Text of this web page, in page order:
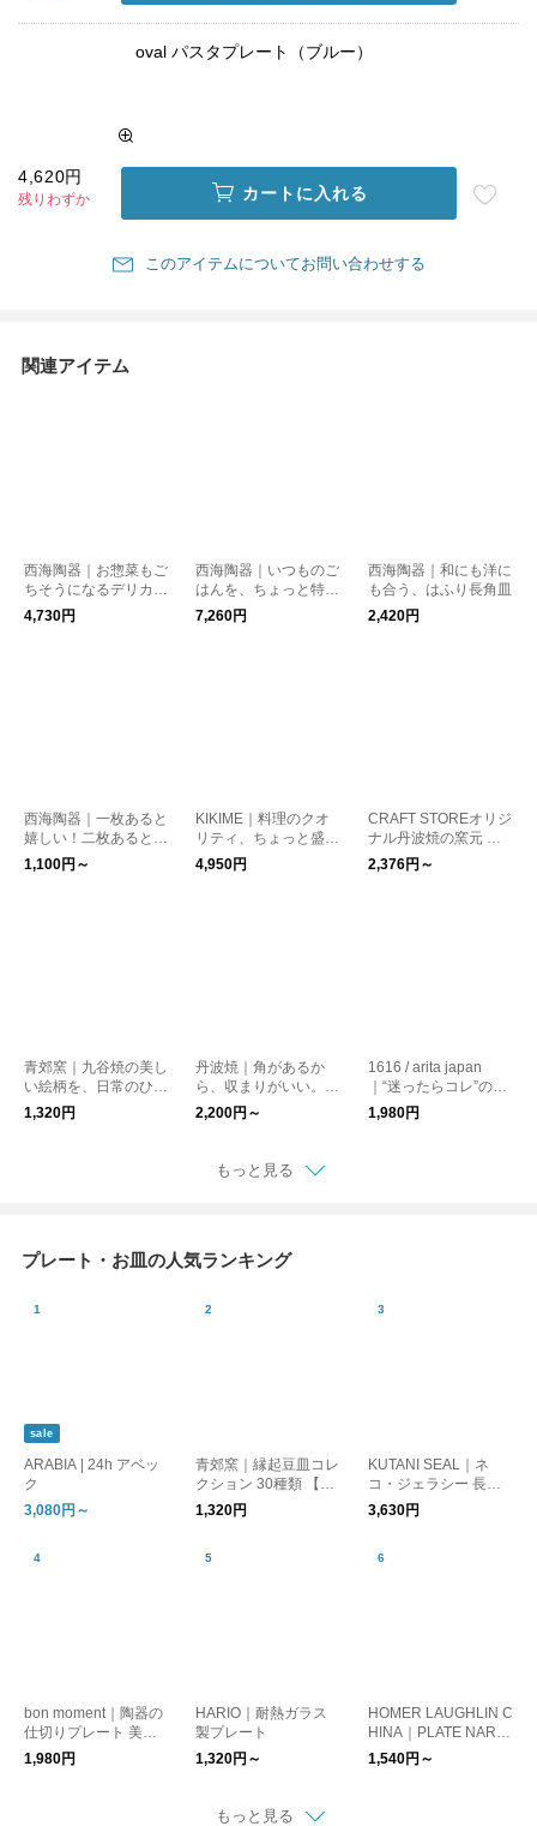
oval パスタプレート（ブルー）
4,620円
残りわずか カートに入れる
このアイテムについてお問い合わせする
関連アイテム
西海陶器｜お惣菜もご
ちそうになるデリカプ
レート 動物
4,730円
西海陶器｜いつものご
はんを、ちょっと特別
に。agasuke スープ
プレート
7,260円
西海陶器｜和にも洋に
も合う、はふり長角皿
2,420円
西海陶器｜一枚あると
嬉しい！二枚あるとも
っと嬉しい！！晴 豆
皿
1,100円～
KIKIME｜料理のクオ
リティ、ちょっと盛っ
てくれる！suzuri プレ
ート
4,950円
CRAFT STOREオリジ
ナル丹波焼の窯元 昇
陽窯のオリジナル角皿
2,376円～
青郊窯｜九谷焼の美し
い絵柄を、日常のひと
皿に。選べる小皿シリ
ーズ お正月 和食器
1,320円
丹波焼｜角があるか
ら、収まりがいい。そ
んな心地いいプレート
2,200円～
1616 / arita japan
｜“迷ったらコレ”の万
能深皿。TY Round D
eep Plate 160
1,980円
もっと見る
プレート・お皿の人気ランキング
sale
ARABIA | 24h アベッ
ク
3,080円～
青郊窯｜縁起豆皿コレ
クション 30種類 【九
谷焼・和食器】【ギフ
ト】【パンダ柄】
1,320円
KUTANI SEAL｜ネ
コ・ジェラシー 長角
皿 取り皿【猫グッ
ズ】【九谷焼】【プレ
3,630円
bon moment｜陶器の
仕切りプレート 美濃
焼
1,980円
HARIO｜耐熱ガラス
製プレート
1,320円～
HOMER LAUGHLIN C
HINA｜PLATE NARR
OW RIM/プレート ダ
イナーウェア アメリ
1,540円～
もっと見る